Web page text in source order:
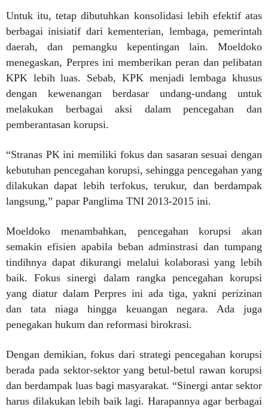
Untuk itu, tetap dibutuhkan konsolidasi lebih efektif atas
berbagai inisiatif dari kementerian, lembaga, pemerintah
daerah, dan pemangku kepentingan lain. Moeldoko
menegaskan, Perpres ini memberikan peran dan pelibatan
KPK lebih luas. Sebab, KPK menjadi lembaga khusus
dengan kewenangan berdasar undang-undang untuk
melakukan berbagai aksi dalam pencegahan dan
pemberantasan korupsi.
“Stranas PK ini memiliki fokus dan sasaran sesuai dengan
kebutuhan pencegahan korupsi, sehingga pencegahan yang
dilakukan dapat lebih terfokus, terukur, dan berdampak
langsung,” papar Panglima TNI 2013-2015 ini.
Moeldoko menambahkan, pencegahan korupsi akan
semakin efisien apabila beban adminstrasi dan tumpang
tindihnya dapat dikurangi melalui kolaborasi yang lebih
baik. Fokus sinergi dalam rangka pencegahan korupsi
yang diatur dalam Perpres ini ada tiga, yakni perizinan
dan tata niaga hingga keuangan negara. Ada juga
penegakan hukum dan reformasi birokrasi.
Dengan demikian, fokus dari strategi pencegahan korupsi
berada pada sektor-sektor yang betul-betul rawan korupsi
dan berdampak luas bagi masyarakat. “Sinergi antar sektor
harus dilakukan lebih baik lagi. Harapannya agar berbagai